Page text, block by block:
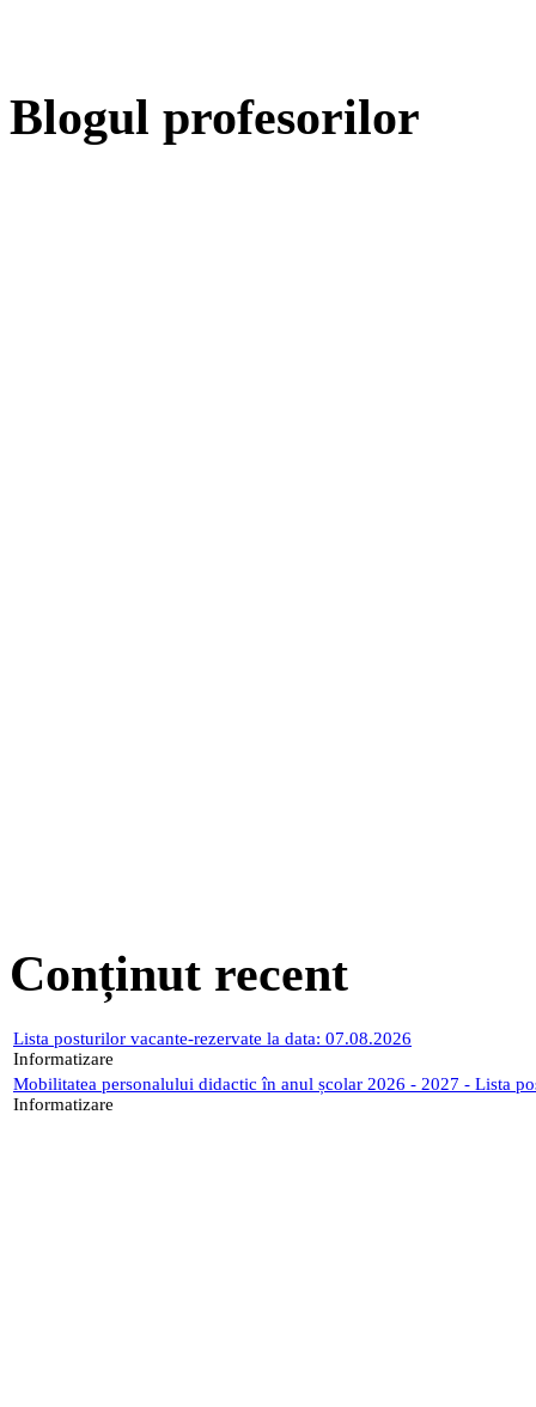
Blogul profesorilor
Conținut recent
Lista posturilor vacante-rezervate la data: 07.08.2026
Informatizare
Mobilitatea personalului didactic în anul școlar 2026 - 2027 - Lista
Informatizare